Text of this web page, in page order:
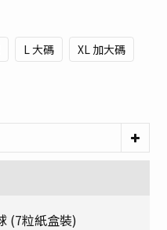
L 大碼
XL 加大碼
(7粒紙盒裝)